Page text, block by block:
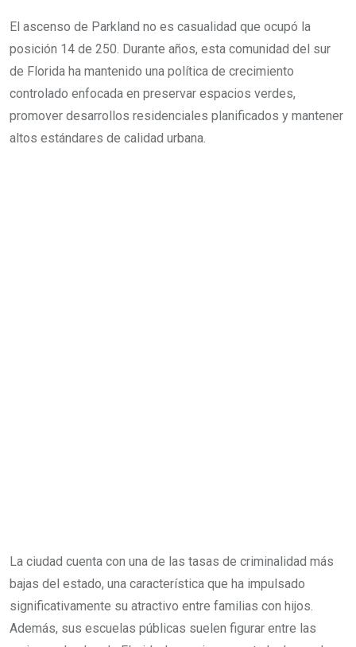
El ascenso de Parkland no es casualidad que ocupó la
posición 14 de 250. Durante años, esta comunidad del sur
de Florida ha mantenido una política de crecimiento
controlado enfocada en preservar espacios verdes,
promover desarrollos residenciales planificados y mantener
altos estándares de calidad urbana.
La ciudad cuenta con una de las tasas de criminalidad más
bajas del estado, una característica que ha impulsado
significativamente su atractivo entre familias con hijos.
Además, sus escuelas públicas suelen figurar entre las